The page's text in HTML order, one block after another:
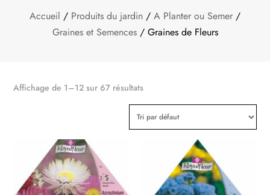
Accueil / Produits du jardin / A Planter ou Semer /
Graines et Semences/ Graines de Fleurs
Affichage de 1–12 sur 67 résultats